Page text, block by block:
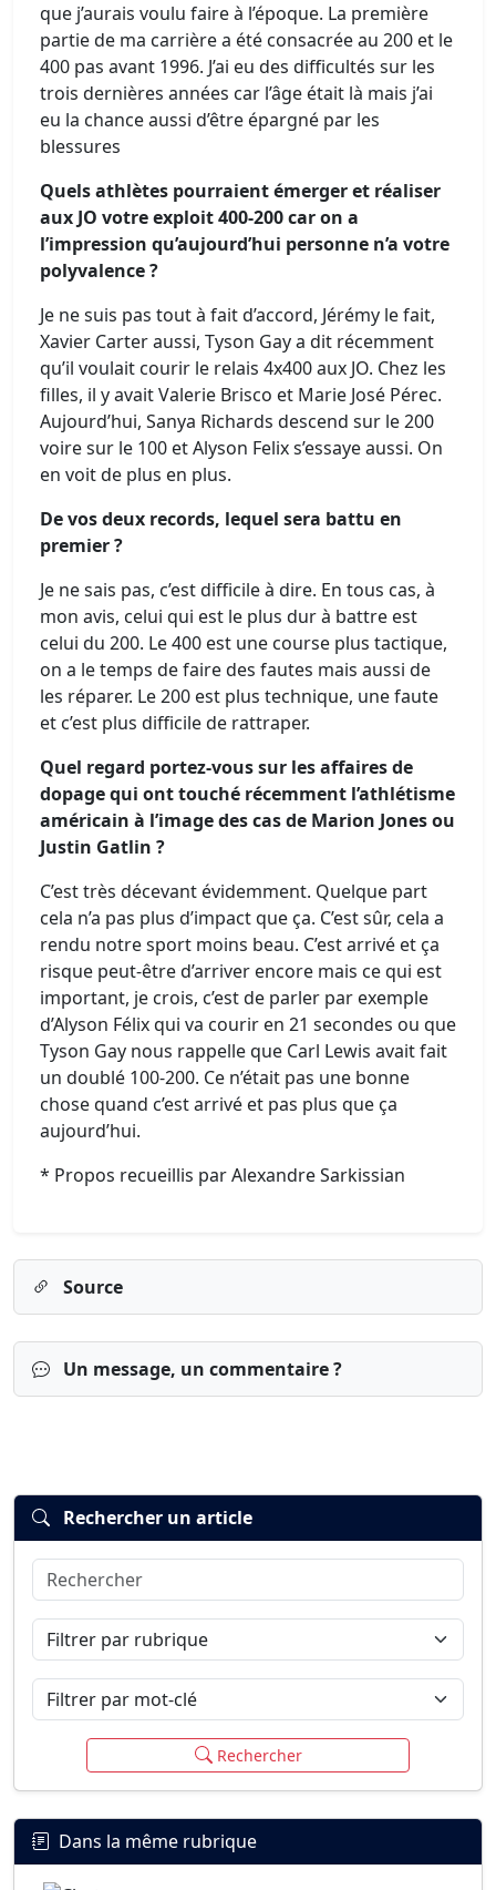
que j’aurais voulu faire à l’époque. La première
partie de ma carrière a été consacrée au 200 et le
400 pas avant 1996. J’ai eu des difficultés sur les
trois dernières années car l’âge était là mais j’ai
eu la chance aussi d’être épargné par les
blessures
Quels athlètes pourraient émerger et réaliser
aux JO votre exploit 400-200 car on a
l’impression qu’aujourd’hui personne n’a votre
polyvalence ?
Je ne suis pas tout à fait d’accord, Jérémy le fait,
Xavier Carter aussi, Tyson Gay a dit récemment
qu’il voulait courir le relais 4x400 aux JO. Chez les
filles, il y avait Valerie Brisco et Marie José Pérec.
Aujourd’hui, Sanya Richards descend sur le 200
voire sur le 100 et Alyson Felix s’essaye aussi. On
en voit de plus en plus.
De vos deux records, lequel sera battu en
premier ?
Je ne sais pas, c’est difficile à dire. En tous cas, à
mon avis, celui qui est le plus dur à battre est
celui du 200. Le 400 est une course plus tactique,
on a le temps de faire des fautes mais aussi de
les réparer. Le 200 est plus technique, une faute
et c’est plus difficile de rattraper.
Quel regard portez-vous sur les affaires de
dopage qui ont touché récemment l’athlétisme
américain à l’image des cas de Marion Jones ou
Justin Gatlin ?
C’est très décevant évidemment. Quelque part
cela n’a pas plus d’impact que ça. C’est sûr, cela a
rendu notre sport moins beau. C’est arrivé et ça
risque peut-être d’arriver encore mais ce qui est
important, je crois, c’est de parler par exemple
d’Alyson Félix qui va courir en 21 secondes ou que
Tyson Gay nous rappelle que Carl Lewis avait fait
un doublé 100-200. Ce n’était pas une bonne
chose quand c’est arrivé et pas plus que ça
aujourd’hui.
* Propos recueillis par Alexandre Sarkissian
Source
Un message, un commentaire ?
Connexion
Rechercher un article
Rechercher
Filtrer par rubrique
Filtrer par mot-clé
Rechercher
Dans la même rubrique